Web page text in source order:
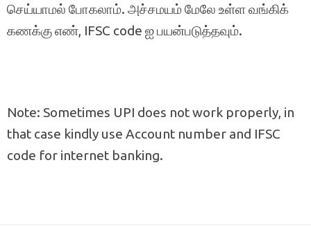
செய்யாமல் போகலாம். அச்சமயம் மேலே உள்ள வங்கிக்
கணக்கு எண், IFSC code ஐ பயன்படுத்தவும்.
Note: Sometimes UPI does not work properly, in
that case kindly use Account number and IFSC
code for internet banking.